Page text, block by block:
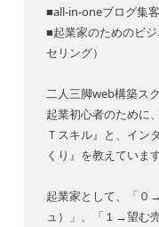
■all-in-oneブログ集
■起業家のためのビ
セリング）
二人三脚web構築ス
起業初心者のために
Ｔスキル』と、イン
くり』を教えています
起業家として、「０
ュ）」、「１→望む